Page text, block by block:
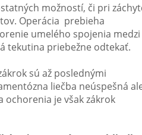
možností, či pri
Operácia prebieha
umelého spojenia medzi
tekutina priebežne odtekať.
sú až poslednými
liečba neúspešná
ochorenia je však zákrok